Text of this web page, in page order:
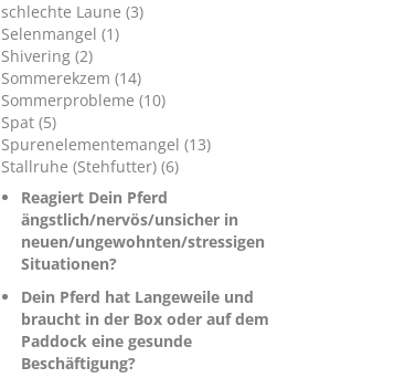
schlechte Laune (3)
Selenmangel (1)
Shivering (2)
Sommerekzem (14)
Sommerprobleme (10)
Spat (5)
Spurenelementemangel (13)
Stallruhe (Stehfutter) (6)
Reagiert Dein Pferd
ängstlich/nervös/unsicher in
neuen/ungewohnten/stressigen
Situationen?
Dein Pferd hat Langeweile und
braucht in der Box oder auf dem
Paddock eine gesunde
Beschäftigung?